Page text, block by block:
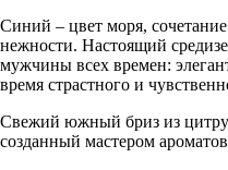
Синий – цвет моря,
нежности. Настоящий
мужчины всех времен:
время страстного и
Свежий южный бриз из
созданный мастером